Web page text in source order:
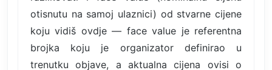
otisnutu na samoj ulaznici) od stvarne cijene
koju vidiš ovdje — face value je referentna
brojka koju je organizator definirao u
trenutku objave, a aktualna cijena ovisi o